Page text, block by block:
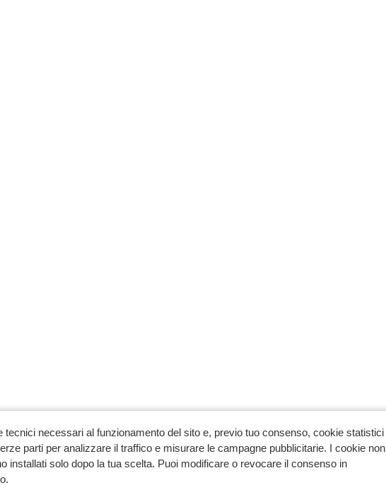
tecnici necessari al funzionamento del sito e, previo tuo consenso, cookie statistici
parti per analizzare il traffico e misurare le campagne pubblicitarie. I cookie non
installati solo dopo la tua scelta. Puoi modificare o revocare il consenso in